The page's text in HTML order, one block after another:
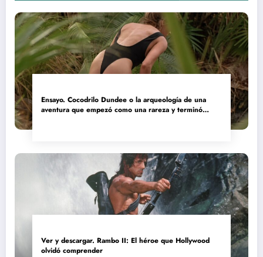
Ensayo. Cocodrilo Dundee o la arqueología de una
aventura que empezó como una rareza y terminó
Ver y descargar. Rambo II: El héroe que Hollywood
olvidó comprender